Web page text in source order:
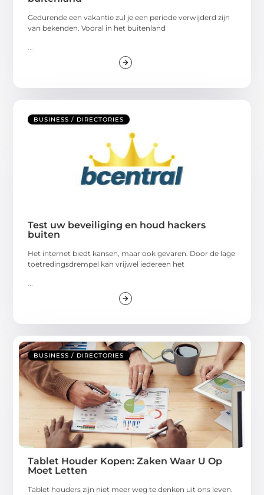
Gedurende een vakantie zul je een periode verwijderd zijn
van bekenden. Vooral in het buitenland
BUSINESS / DIRECTORIES
Test uw beveiliging en houd hackers
buiten
Het internet biedt kansen, maar ook gevaren. Door de lage
toetredingsdrempel kan vrijwel iedereen het
BUSINESS / DIRECTORIES
Tablet Houder Kopen: Zaken Waar U Op
Moet Letten
Tablet houders zijn niet meer weg te denken uit ons leven.